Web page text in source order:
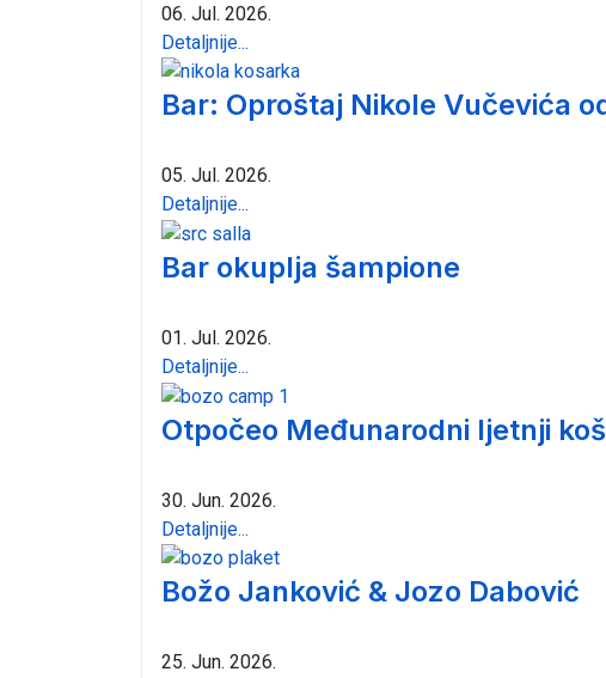
06. Jul. 2026.
Detaljnije...
Bar: Oproštaj Nikole Vučevića
05. Jul. 2026.
Detaljnije...
Bar okuplja šampione
01. Jul. 2026.
Detaljnije...
Otpočeo Međunarodni ljetnji
30. Jun. 2026.
Detaljnije...
Božo Janković & Jozo Dabović
25. Jun. 2026.